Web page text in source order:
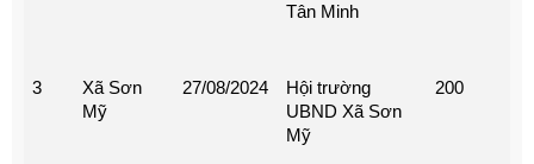
Tân Minh
3
Xã Sơn
Mỹ
27/08/2024
Hội trường
UBND Xã Sơn
Mỹ
200